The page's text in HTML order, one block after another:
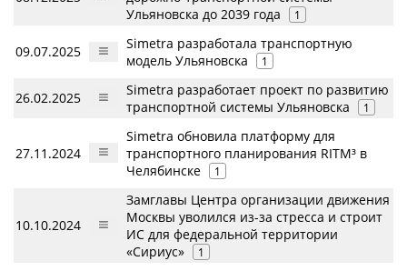
Ульяновска до 2039 года
1
09.07.2025
Simetra разработала транспортную
модель Ульяновска
1
26.02.2025
Simetra разработает проект по развитию
транспортной системы Ульяновска
1
27.11.2024
Simetra обновила платформу для
транспортного планирования RITM³ в
Челябинске
1
10.10.2024
Замглавы Центра организации движения
Москвы уволился из-за стресса и строит
ИС для федеральной территории
«Сириус»
1